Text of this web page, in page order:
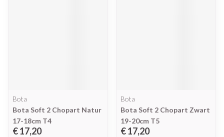
Bota
Bota Soft 2 Chopart Natur
17-18cm T4
€ 17,20
Bota
Bota Soft 2 Chopart Zwart
19-20cm T5
€ 17,20